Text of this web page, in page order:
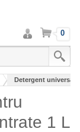
Intra
in
cont
Cos 0
Detergent universal
1 L